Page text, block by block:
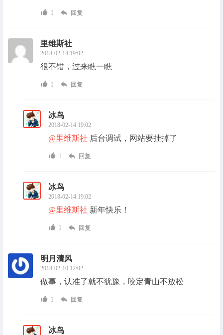
1 回复
里维斯社
2018-02-14 19:02
很不错，过来瞧一瞧
1 回复
冰鸟
2018-02-14 19:02
@里维斯社 后台调试，网站要挂掉了
1 回复
冰鸟
2018-02-14 19:02
@里维斯社 新年快乐！
1 回复
明月清风
2018-02-10 12:02
做事，认准了就不犹豫，咬定青山不放松
1 回复
冰鸟